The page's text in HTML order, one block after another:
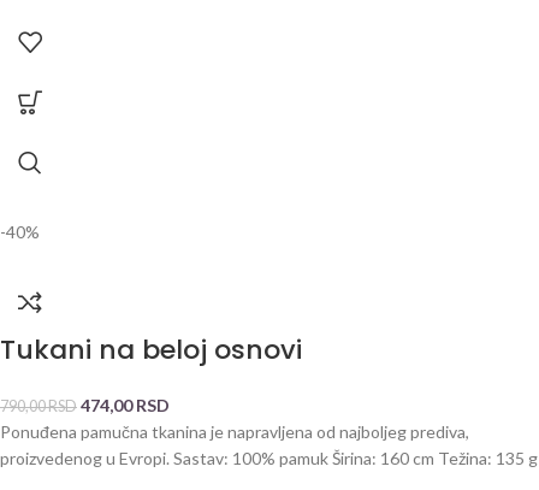
-40%
Tukani na beloj osnovi
790,00RSD 474,00RSD
Ponuđena pamučna tkanina je napravljena od najboljeg prediva,
proizvedenog u Evropi. Sastav: 100% pamuk Širina: 160 cm Težina: 135 g